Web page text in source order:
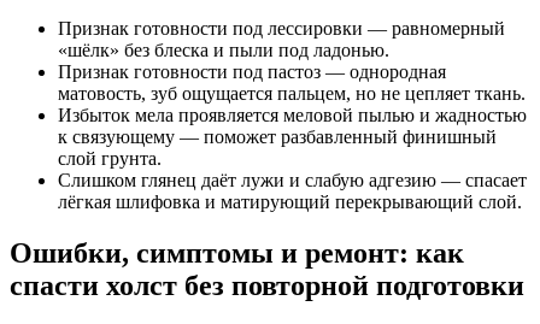
Признак готовности под лессировки — равномерный
«шёлк» без блеска и пыли под ладонью.
Признак готовности под пастоз — однородная
матовость, зуб ощущается пальцем, но не цепляет ткань.
Избыток мела проявляется меловой пылью и жадностью
к связующему — поможет разбавленный финишный
слой грунта.
Слишком глянец даёт лужи и слабую адгезию — спасает
лёгкая шлифовка и матирующий перекрывающий слой.
Ошибки, симптомы и ремонт: как
спасти холст без повторной подготовки